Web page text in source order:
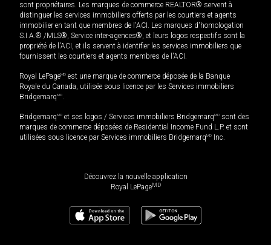
sont propriétaires. Les marques de commerce REALTOR® servent à
distinguer les services immobiliers offerts par les courtiers et agents
immobilier en tant que membres de l'ACI. Les marques d'homologation
S.I.A.® /MLS®, Service inter-agences®, et leurs logos respectifs sont la
propriété de l'ACI, et ils servent à identifier les services immobiliers que
fournissent les courtiers et agents membres de l'ACI.
Royal LePageMD est une marque de commerce déposée de la Banque
Royale du Canada, utilisée sous licence par les Services immobiliers
BridgemarqMD.
BridgemarqMD et ses logos / Services immobiliers BridgemarqMD sont des
marques de commerce déposées de Residential Income Fund L.P. et sont
utilisées sous licence par Services immobiliers BridgemarqMD Inc.
Découvrez la nouvelle application
Royal LePageMD